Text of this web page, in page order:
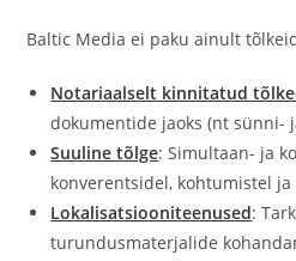
Baltic Media ei paku ainult
Notariaalselt kinnitatud
dokumentide jaoks (nt sünni-
Suuline tõlge: Simultaan- ja
konverentsidel, kohtumistel ja
Lokalisatsiooniteenused:
turundusmaterjalide